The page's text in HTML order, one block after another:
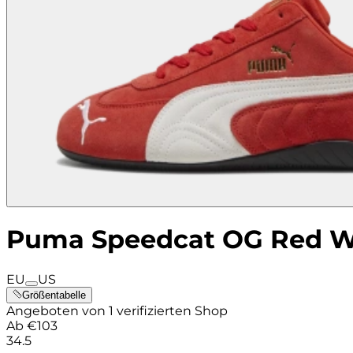
Puma Speedcat OG Red
EU US
Größentabelle
Angeboten von 1 verifizierten Shop
Ab €103
34.5